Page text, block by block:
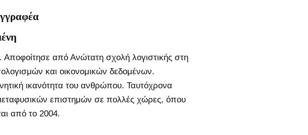
από Ανώτατη σχολή λογιστικής στη
και οικονομικών δεδομένων.
ικανότητα του ανθρώπου. Ταυτόχρονα
επιστημών σε πολλές χώρες, όπου
από το 2004.